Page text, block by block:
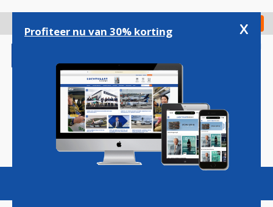
gaan
Check in
Magazine Podcasts Vacatures
Profiteer nu van 30% korting x